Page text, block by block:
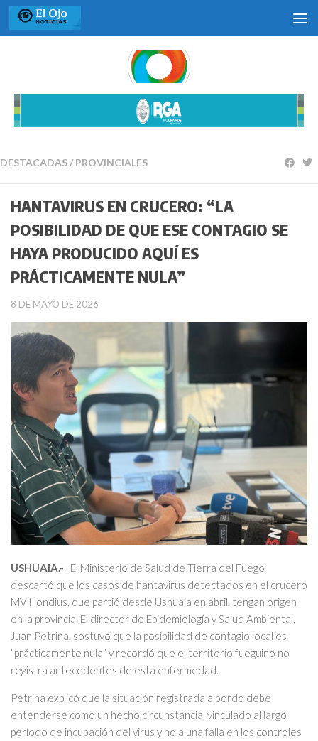
Saltar al contenido
DESTACADAS/ PROVINCIALES
HANTAVIRUS EN CRUCERO: “LA
POSIBILIDAD DE QUE ESE CONTAGIO SE
HAYA PRODUCIDO AQUÍ ES
PRÁCTICAMENTE NULA”
8 DE MAYO DE 2026
USHUAIA.- El Ministerio de Salud de Tierra del Fuego
descartó que los casos de hantavirus detectados en el crucero
MV Hondius, que partió desde Ushuaia en abril, tengan origen
en la provincia. El director de Epidemiología y Salud Ambiental,
Juan Petrina, sostuvo que la posibilidad de contagio local es
“prácticamente nula” y recordó que el territorio fueguino no
registra antecedentes de esta enfermedad.
Petrina explicó que la situación registrada a bordo debe
entenderse como un hecho circunstancial vinculado al largo
período de incubación del virus y no a una falla en los controles